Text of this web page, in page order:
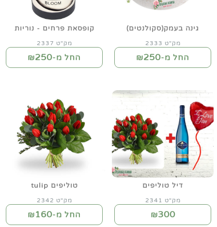
גינה בעמק(סקולנטים)
מק"ט 2333
החל מ-₪250
קופסאת פרחים - נוריות
מק"ט 2337
החל מ-₪250
דיל טוליפים
מק"ט 2341
₪300
טוליפים tulip
מק"ט 2342
החל מ-₪160